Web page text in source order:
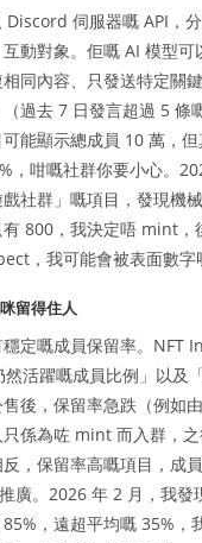
伺服器嘅 API，
動對象。佢嘅 AI 模型可
同內容、只發送特定關
過去 7 日發言超過 5 條
能顯示總成員 10 萬，
，咁嘅社群你要小心。
社群」嘅項目，發現機
800，我決定唔 mint，
，我可能會被表面數字
留得住人
定嘅成員保留率。NFT
然活躍嘅成員比例」以及
後，保留率急跌（例如
係為咗 mint 而入群，
，保留率高嘅項目，成
廣。2026 年 2 月，我發
，遠超平均嘅 35%，